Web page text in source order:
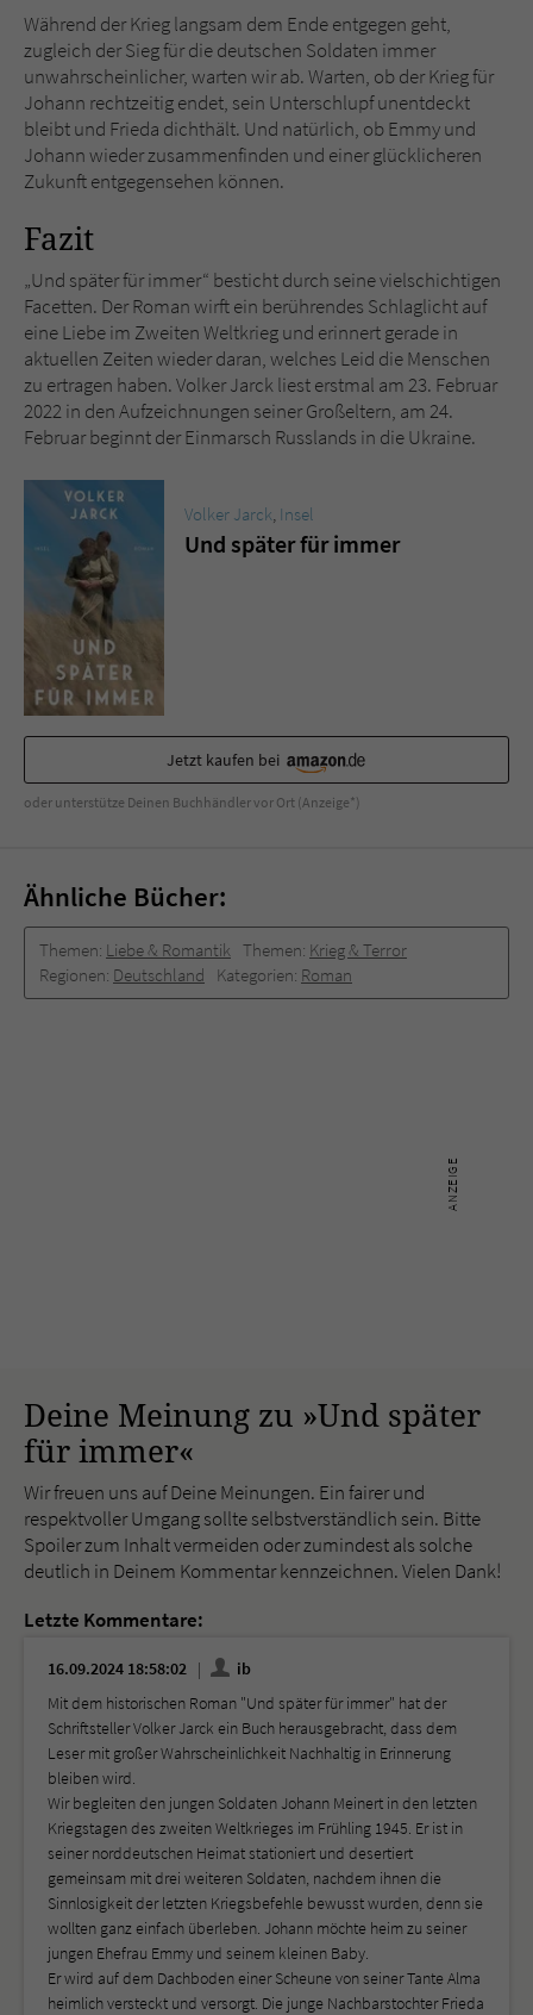
Während der Krieg langsam dem Ende entgegen geht,
zugleich der Sieg für die deutschen Soldaten immer
unwahrscheinlicher, warten wir ab. Warten, ob der Krieg für
Johann rechtzeitig endet, sein Unterschlupf unentdeckt
bleibt und Frieda dichthält. Und natürlich, ob Emmy und
Johann wieder zusammenfinden und einer glücklicheren
Zukunft entgegensehen können.
Fazit
„Und später für immer“ besticht durch seine vielschichtigen
Facetten. Der Roman wirft ein berührendes Schlaglicht auf
eine Liebe im Zweiten Weltkrieg und erinnert gerade in
aktuellen Zeiten wieder daran, welches Leid die Menschen
zu ertragen haben. Volker Jarck liest erstmal am 23. Februar
2022 in den Aufzeichnungen seiner Großeltern, am 24.
Februar beginnt der Einmarsch Russlands in die Ukraine.
Volker Jarck Insel
Und später für immer
Jetzt kaufen bei
oder unterstütze Deinen Buchhändler vor Ort (Anzeige*)
Ähnliche Bücher:
Themen: Liebe & Romantik Themen: Krieg & Terror
Regionen: Deutschland Kategorien: Roman
Deine Meinung zu »Und später
für immer«
Wir freuen uns auf Deine Meinungen. Ein fairer und
respektvoller Umgang sollte selbstverständlich sein. Bitte
Spoiler zum Inhalt vermeiden oder zumindest als solche
deutlich in Deinem Kommentar kennzeichnen. Vielen Dank!
Letzte Kommentare:
16.09.2024 18:58:02
ib
Mit dem historischen Roman "Und später für immer" hat der
Schriftsteller Volker Jarck ein Buch herausgebracht, dass dem
Leser mit großer Wahrscheinlichkeit Nachhaltig in Erinnerung
bleiben wird.
Wir begleiten den jungen Soldaten Johann Meinert in den letzten
Kriegstagen des zweiten Weltkrieges im Frühling 1945. Er ist in
seiner norddeutschen Heimat stationiert und desertiert
gemeinsam mit drei weiteren Soldaten, nachdem ihnen die
Sinnlosigkeit der letzten Kriegsbefehle bewusst wurden, denn sie
wollten ganz einfach überleben. Johann möchte heim zu seiner
jungen Ehefrau Emmy und seinem kleinen Baby.
Er wird auf dem Dachboden einer Scheune von seiner Tante Alma
heimlich versteckt und versorgt. Die junge Nachbarstochter Frieda